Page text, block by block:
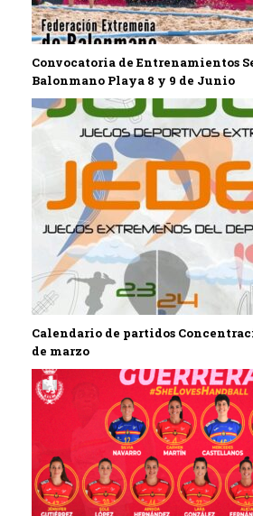
Convocatoria de Entrenamientos
Balonmano Playa 8 y 9 de Junio
Calendario de partidos
de marzo